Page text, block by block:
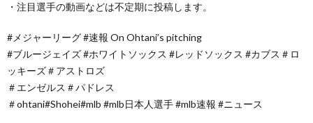
・注目選手の動画などは不定期に投稿します。
#メジャーリーグ #速報 On Ohtani’s pitching
#ブルージェイズ #ホワイトソックス #レッドソックス #カブス＃ロ
ッキーズ＃アストロズ
＃エンゼルス＃パドレス
＃ohtani#Shohei#mlb #mlb日本人選手 #mlb速報 #ニュース